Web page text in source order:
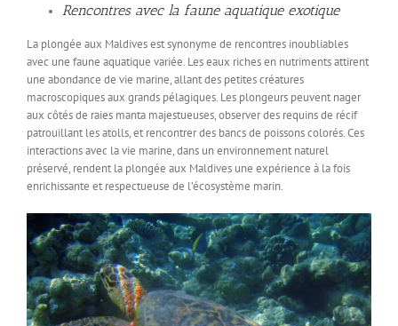
Rencontres avec la faune aquatique exotique
La plongée aux Maldives est synonyme de rencontres inoubliables
avec une faune aquatique variée. Les eaux riches en nutriments attirent
une abondance de vie marine, allant des petites créatures
macroscopiques aux grands pélagiques. Les plongeurs peuvent nager
aux côtés de raies manta majestueuses, observer des requins de récif
patrouillant les atolls, et rencontrer des bancs de poissons colorés. Ces
interactions avec la vie marine, dans un environnement naturel
préservé, rendent la plongée aux Maldives une expérience à la fois
enrichissante et respectueuse de l’écosystème marin.